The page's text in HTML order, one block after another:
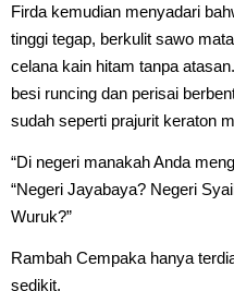
Firda kemudian menyadari
tinggi tegap, berkulit sawo
celana kain hitam tanpa
besi runcing dan perisai
sudah seperti prajurit keraton
“Di negeri manakah Anda
“Negeri Jayabaya? Negeri
Wuruk?”
Rambah Cempaka hanya
sedikit.